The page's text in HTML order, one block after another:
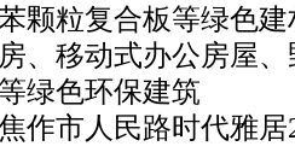
颗粒复合板等绿色
、移动式办公房屋
绿色环保建筑
作市人民路时代雅居